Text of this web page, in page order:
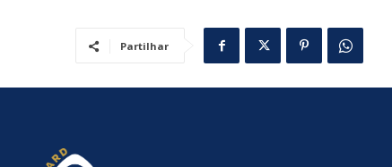
Partilhar